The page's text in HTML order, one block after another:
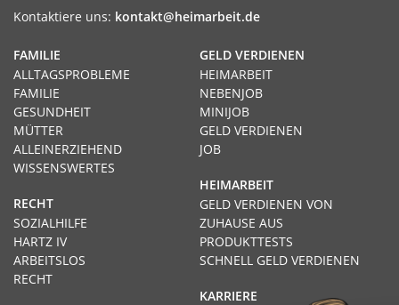
Kontaktiere uns: kontakt@heimarbeit.de
GELD VERDIENEN
HEIMARBEIT
NEBENJOB
MINIJOB
GELD VERDIENEN
JOB
HEIMARBEIT
GELD VERDIENEN VON
ZUHAUSE AUS
PRODUKTTESTS
SCHNELL GELD VERDIENEN
KARRIERE
FAMILIE
ALLTAGSPROBLEME
FAMILIE
GESUNDHEIT
MÜTTER
ALLEINERZIEHEND
WISSENSWERTES
RECHT
SOZIALHILFE
HARTZ IV
ARBEITSLOS
RECHT